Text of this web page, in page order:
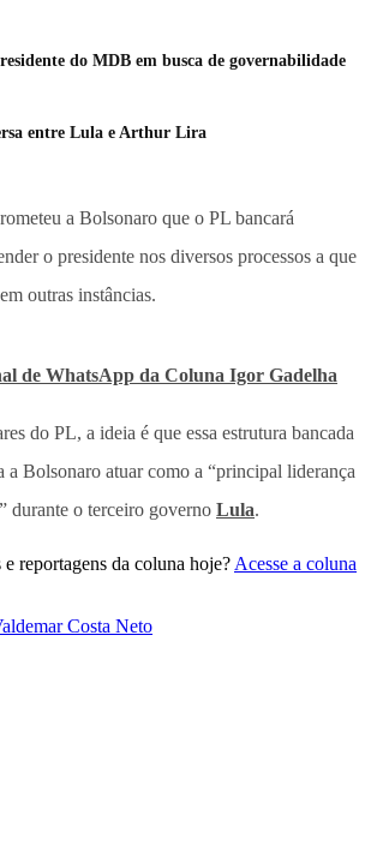
do MDB em busca de governabilidade
entre Lula e Arthur Lira
a Bolsonaro que o PL bancará
o presidente nos diversos processos a que
outras instâncias.
de WhatsApp da Coluna Igor Gadelha
do PL, a ideia é que essa estrutura bancada
a Bolsonaro atuar como a “principal liderança
durante o terceiro governo Lula.
e reportagens da coluna hoje? Acesse a coluna
Costa Neto